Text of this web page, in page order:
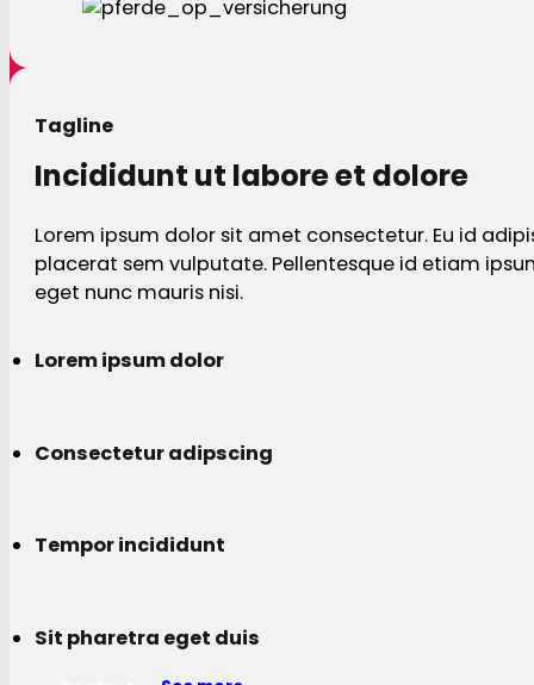
Tagline
Incididunt ut labore et dolore
Lorem ipsum dolor sit amet consectetur. Eu id
placerat sem vulputate. Pellentesque id etiam
eget nunc mauris nisi.
Lorem ipsum dolor
Consectetur adipscing
Tempor incididunt
Sit pharetra eget duis